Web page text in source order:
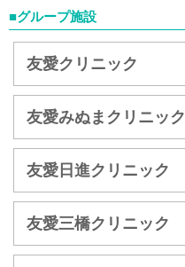
■グループ施設
友愛クリニック
友愛みぬまクリニック
友愛日進クリニック
友愛三橋クリニック